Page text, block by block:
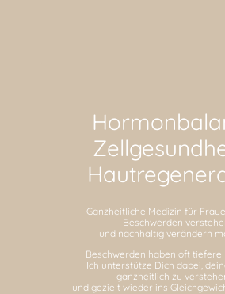
Ganzheitliche Medizin für
Beschwerden
und nachhaltig verändern
Beschwerden haben oft tiefere
Ich unterstütze Dich dabei,
ganzheitlich zu
und gezielt wieder ins